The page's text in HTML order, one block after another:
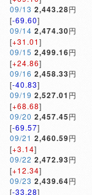
09/13 2,443.28円
[-69.60]
09/14 2,474.30円
[+31.01]
09/15 2,499.16円
[+24.86]
09/16 2,458.33円
[-40.83]
09/19 2,527.01 円
[+68.68]
09/20 2,457.45円
[-69.57]
09/21 2,460.59円
[+3.14]
09/22 2,472.93円
[+12.34]
09/23 2,439.64円
[-33.28]